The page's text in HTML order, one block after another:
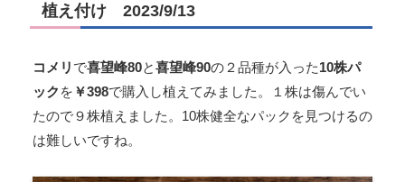
植え付け 2023/9/13
コメリ で喜望峰80と喜望峰90の２品種が入った10株パ
ック を ￥398で購入し植えてみました。１株は傷んでい
たので９株植えました。10株健全なパックを見つけるの
は難しいですね。